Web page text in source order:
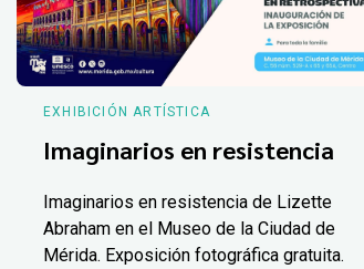
EXHIBICIÓN ARTÍSTICA
Imaginarios en resistencia
Imaginarios en resistencia de Lizette
Abraham en el Museo de la Ciudad de
Mérida. Exposición fotográfica gratuita.